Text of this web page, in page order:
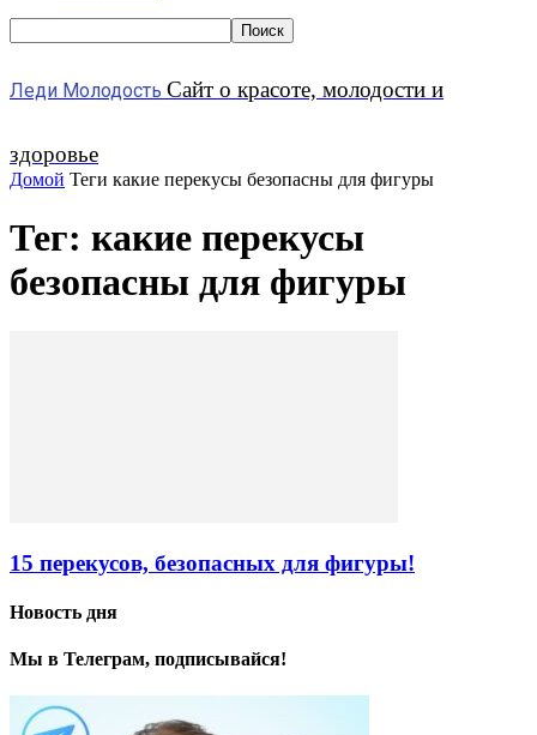
Леди Молодость Сайт о красоте, молодости и
здоровье
Домой Теги какие перекусы безопасны для фигуры
Тег: какие перекусы
безопасны для фигуры
15 перекусов, безопасных для фигуры!
Новость дня
Мы в Телеграм, подписывайся!